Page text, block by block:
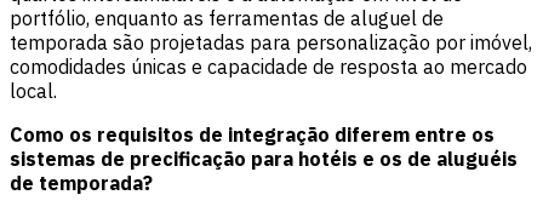
portfólio, enquanto as ferramentas de aluguel de
temporada são projetadas para personalização por imóvel,
comodidades únicas e capacidade de resposta ao mercado
local.
Como os requisitos de integração diferem entre os
sistemas de precificação para hotéis e os de aluguéis
de temporada?